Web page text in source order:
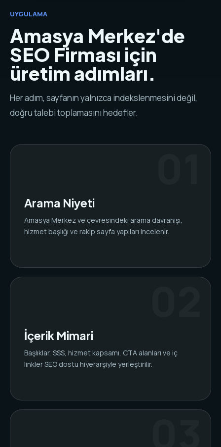
UYGULAMA
Amasya Merkez'de
SEO Firması için
üretim adımları.
Her adım, sayfanın yalnızca indekslenmesini değil,
doğru talebi toplamasını hedefler.
Arama Niyeti
Amasya Merkez ve çevresindeki arama davranışı,
hizmet başlığı ve rakip sayfa yapıları incelenir.
İçerik Mimari
Başlıklar, SSS, hizmet kapsamı, CTA alanları ve iç
linkler SEO dostu hiyerarşiyle yerleştirilir.